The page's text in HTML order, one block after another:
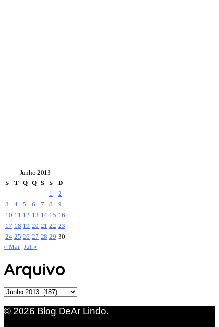
Junho 2013
S
T Q Q S S
D
1
2
3
4 5 6 7 8
9
10 11 12 13 14 15 16
17 18 19 20 21 22 23
24 25 26 27 28 29 30
« Mai
Jul »
Arquivo
Arquivo
© 2026 Blog DeAr Lindo.